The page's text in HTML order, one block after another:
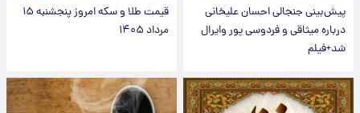
پیش‌بینی جنجالی احسان علیخانی
درباره میثاقی و فردوسی پور وایرال
شد+فیلم
قیمت طلا و سکه امروز پنجشنبه ۱۵
مرداد ۱۴۰۵